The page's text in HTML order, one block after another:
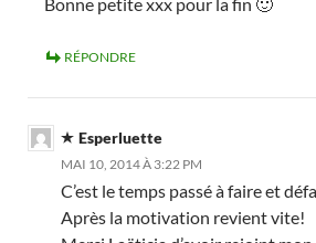
RÉPONDRE
Esperluette
MAI 10, 2014 À 3:22 PM
C’est le temps passé à faire et
Après la motivation revient vite!